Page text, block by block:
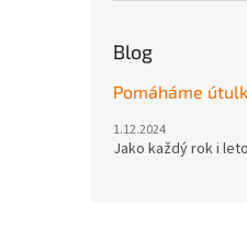
Blog
Pomáháme
1.12.2024
Jako každý rok i